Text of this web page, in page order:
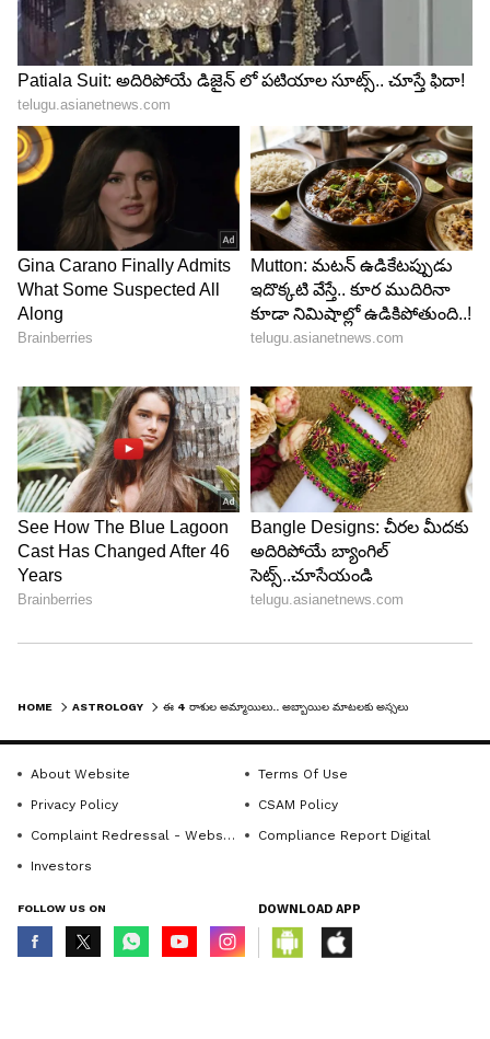
6
Image Credit :Getty
మకర రాశి
మకర రాశి అమ్మాయిలు క్రమశిక్షణ, బాధ్యత కలిగి ఉంటారు.
సులభంగా భావోద్వేగానికి లోనుకారు. అబ్బాయిల తియ్యని
మాటలు వీరిని ప్రభావితం చేయవు. ఎందుకంటే వీరు
ఆచరణాత్మకంగా ఆలోచిస్తారు. వీరు తమ రూపంలో,
ప్రవర్తనలో చాలా జాగ్రత్తగా ఉంటారు. అందుకే ఎప్పుడూ
స్టైలిష్‌గా, గంభీరంగా కనిపిస్తారు.
5
6
Image Credit :Pixabay
కుంభ రాశి
కుంభ రాశి మహిళలు స్వేచ్ఛా భావాలు, ప్రత్యేకమైన
సులభంగా లొంగరు. వారి నిర్ణయాలను వారే తీసుకుంటారు.
అబ్బాయిల తియ్యని మాటలు వీరిని ఆకర్షించలేవు.
HOME ASTROLOGY
About Website
Terms Of Use
Privacy Policy
CSAM Policy
Complaint Redressal - Website
Compliance Report Digital
Investors
FOLLOW US ON DOWNLOAD APP